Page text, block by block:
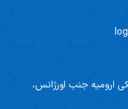
ارومیه جنب اورژانس،